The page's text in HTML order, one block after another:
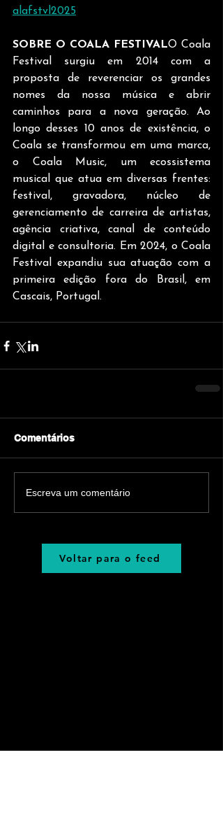
alafstvl2025
SOBRE O COALA FESTIVALO Coala
Festival surgiu em 2014 com a
proposta de reverenciar os grandes
nomes da nossa música e abrir
caminhos para a nova geração. Ao
longo desses 10 anos de existência, o
Coala se transformou em uma marca,
o Coala Music, um ecossistema
musical que atua em diversas frentes:
festival, gravadora, núcleo de
gerenciamento de carreira de artistas,
agência criativa, canal de conteúdo
digital e consultoria. Em 2024, o Coala
Festival expandiu sua atuação com a
primeira edição fora do Brasil, em
Cascais, Portugal.
Comentários
Escreva um comentário
Voltar para o feed